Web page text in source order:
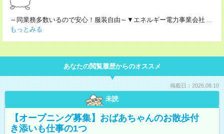
～同業務多数いるので安心！服装自由～▼エネルギー電力事業会社 ...
もっとみる
あなたの閲覧履歴からのオススメ
掲載日：2026.08.10
未読
【オープニング募集】おばあちゃんのお散歩付
き添いも仕事の1つ